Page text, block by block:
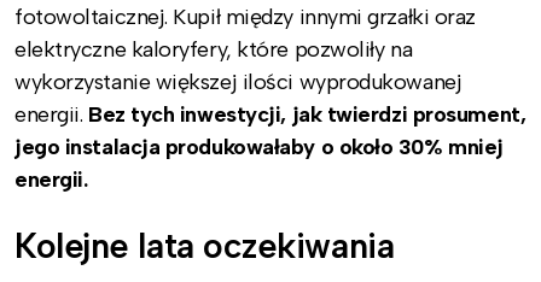
fotowoltaicznej. Kupił między innymi grzałki oraz
elektryczne kaloryfery, które pozwoliły na
wykorzystanie większej ilości wyprodukowanej
energii. Bez tych inwestycji, jak twierdzi prosument,
jego instalacja produkowałaby o około 30% mniej
energii.
Kolejne lata oczekiwania